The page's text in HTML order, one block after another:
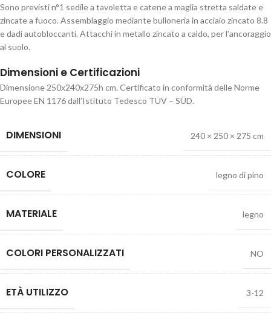
Sono previsti n°1 sedile a tavoletta e catene a maglia stretta saldate e
zincate a fuoco. Assemblaggio mediante bulloneria in acciaio zincato 8.8
e dadi autobloccanti. Attacchi in metallo zincato a caldo, per l’ancoraggio
al suolo.
Dimensioni e Certificazioni
Dimensione 250x240x275h cm. Certificato in conformità delle Norme
Europee EN 1176 dall’Istituto Tedesco TÜV – SÜD.
DIMENSIONI 240 × 250 × 275 cm
COLORE legno di pino
MATERIALE legno
COLORI PERSONALIZZATI NO
ETÀ UTILIZZO 3-12